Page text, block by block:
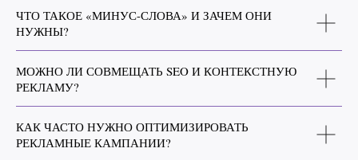
ЧТО ТАКОЕ «МИНУС-СЛОВА» И ЗАЧЕМ ОНИ
НУЖНЫ?
МОЖНО ЛИ СОВМЕЩАТЬ SEO И КОНТЕКСТНУЮ
РЕКЛАМУ?
КАК ЧАСТО НУЖНО ОПТИМИЗИРОВАТЬ
РЕКЛАМНЫЕ КАМПАНИИ?